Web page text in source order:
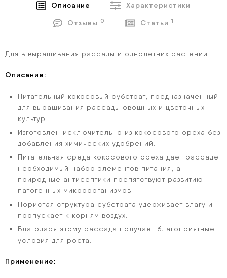
Описание
Характеристики
Отзывы
0 Статьи 1
Для в выращивания рассады и однолетних растений.
Описание:
Питательный кокосовый субстрат, предназначенный
для выращивания рассады овощных и цветочных
культур.
Изготовлен исключительно из кокосового ореха без
добавления химических удобрений.
Питательная среда кокосового ореха дает рассаде
необходимый набор элементов питания, а
природные антисептики препятствуют развитию
патогенных микроорганизмов.
Пористая структура субстрата удерживает влагу и
пропускает к корням воздух.
Благодаря этому рассада получает благоприятные
условия для роста.
Применение: